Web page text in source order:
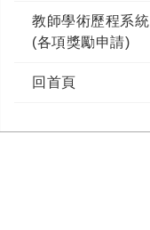
教師學術歷程系統
(各項獎勵申請)
回首頁